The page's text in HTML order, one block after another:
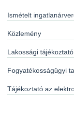
Ismételt
Közlemény
Lakossági
Fogyatékosságügyi
Tájékoztató az